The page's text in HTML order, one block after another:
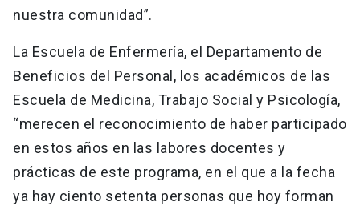
nuestra comunidad”.
La Escuela de Enfermería, el Departamento de
Beneficios del Personal, los académicos de las
Escuela de Medicina, Trabajo Social y Psicología,
“merecen el reconocimiento de haber participado
en estos años en las labores docentes y
prácticas de este programa, en el que a la fecha
ya hay ciento setenta personas que hoy forman